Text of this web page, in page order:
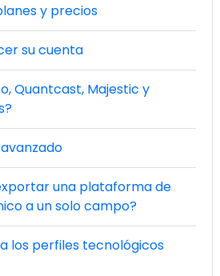
y precios
su cuenta
Quantcast, Majestic y
una plataforma de
a un solo campo?
los perfiles tecnológicos